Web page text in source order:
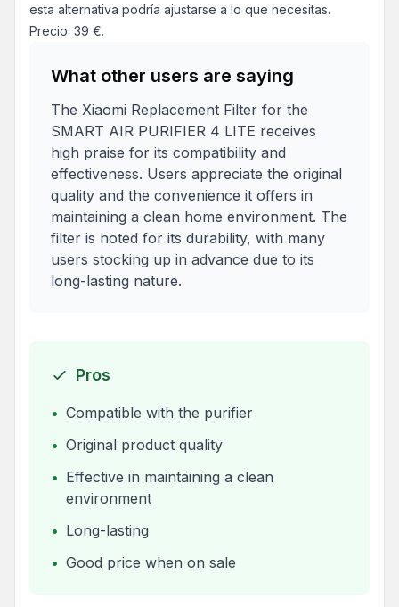
esta alternativa podría ajustarse a lo que necesitas.
Precio: 39 €.
What other users are saying
The Xiaomi Replacement Filter for the
SMART AIR PURIFIER 4 LITE receives
high praise for its compatibility and
effectiveness. Users appreciate the original
quality and the convenience it offers in
maintaining a clean home environment. The
filter is noted for its durability, with many
users stocking up in advance due to its
long-lasting nature.
Pros
• Compatible with the purifier
• Original product quality
• Effective in maintaining a clean
environment
• Long-lasting
• Good price when on sale